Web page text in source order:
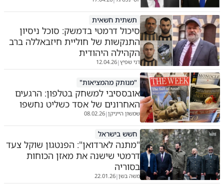
תשתית חשאית
סיכול דרמטי בדמשק: סוכל ניסיון
התנקשות של חוליית חיזבאללה ברב
הקהילה היהודית
דני שפיץ|
12.04.26
"מנותק מהמציאות"
אובססיבי למשחק בטלפון: הרגעים
האחרונים של אסד כשליט נחשפו
שמשון הייניקן|
08.02.26
חשש בישראל
"מתנה לארדואן": הפנטגון שוקל צעד
דרמטי שישנה את מאזן הכוחות
בסוריה
משה בשן|
22.01.26